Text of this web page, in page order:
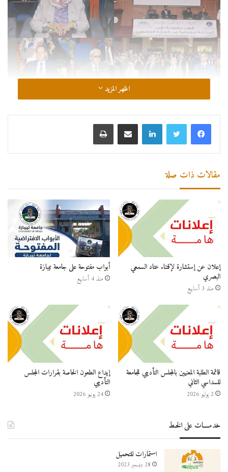
اظهر المزيد
لينكدإن مشاركة عبر البريد طباعة
مقالات ذات صلة
إعلان عن إستشارة لإقتناء عتاد السمعي
البصري
منذ 3 أسابيع
أبواب مفتوحة على جامعة تيبازة
منذ 4 أسابيع
قائمة الطلبة المعنيين بالمجلس التأديبي للجامعة
للسداسي الثاني
2 يوليو 2026
إيداع الطعون الخاصة بقرارات المجلس
التأديبي
24 يونيو 2026
خدمــــات على الخـط
استمارات للتحميل
28 ديسمبر 2023